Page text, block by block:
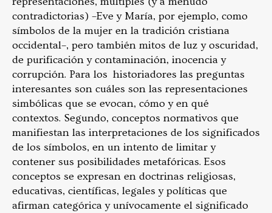
contradictorias) –Eve y María, por ejemplo, como
símbolos de la mujer en la tradición cristiana
occidental–, pero también mitos de luz y oscuridad,
de purificación y contaminación, inocencia y
corrupción. Para los historiadores las preguntas
interesantes son cuáles son las representaciones
simbólicas que se evocan, cómo y en qué
contextos. Segundo, conceptos normativos que
manifiestan las interpretaciones de los significados
de los símbolos, en un intento de limitar y
contener sus posibilidades metafóricas. Esos
conceptos se expresan en doctrinas religiosas,
educativas, científicas, legales y políticas que
afirman categórica y unívocamente el significado